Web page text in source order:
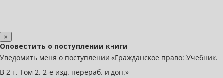
×
Оповестить о поступлении книги
Уведомить меня о поступлении «Гражданское право: Учебник.
В 2 т. Том 2. 2-е изд. перераб. и доп.»